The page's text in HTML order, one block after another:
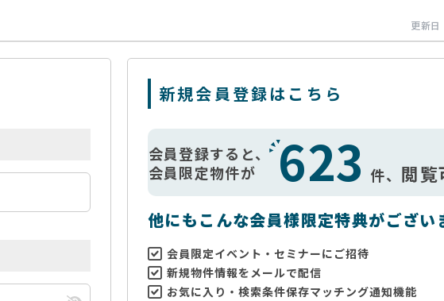
更新日
新規会員登録はこちら
会員登録すると、
会員限定物件が
623 件、 閲覧
他にもこんな会員様限定特典がござい
会員限定イベント・セミナーにご招待
新規物件情報をメールで配信
お気に入り・検索条件保存マッチング通知機能